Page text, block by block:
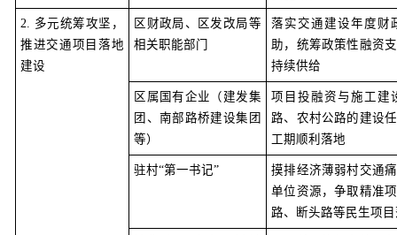
2. 多元统筹攻坚，
推进交通项目落地
建设
区财政局、区发改局等
相关职能部门
落实交通建设年度财
助，统筹政策性融资
持续供给
区属国有企业（建发集
团、南部路桥建设集团
等）
项目投融资与施工建
路、农村公路的建设
工期顺利落地
驻村“第一书记”
摸排经济薄弱村交通
单位资源，争取精准
路、断头路等民生项